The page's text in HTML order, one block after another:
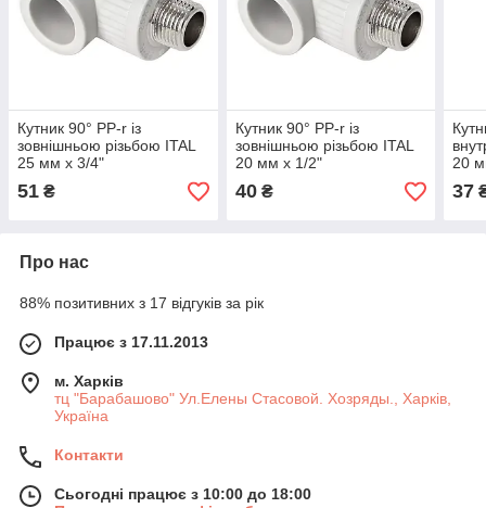
Кутник 90° PP-r із
зовнішньою різьбою ITAL
25 мм х 3/4"
51 ₴
Кутник 90° PP-r із
зовнішньою різьбою ITAL
20 мм х 1/2"
40₴
20
37
Про нас
88% позитивних з 17 відгуків за рік
Працює з 17.11.2013
м. Харків
тц "Барабашово" Ул.Елены Стасовой. Хозряды., Харків,
Україна
Контакти
Сьогодні працює з 10:00 до 18:00